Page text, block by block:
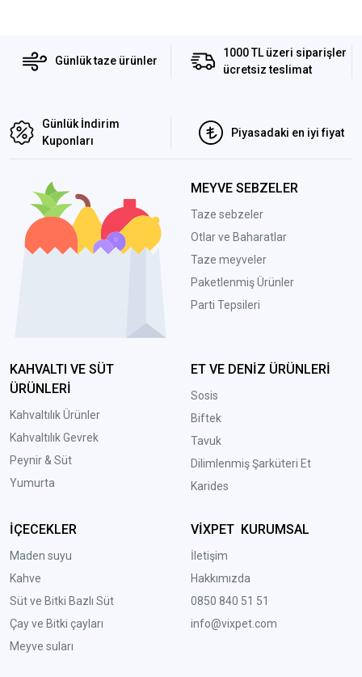
Günlük taze ürünler
1000 TL üzeri siparişler
ücretsiz teslimat
Günlük İndirim
Kuponları
Piyasadaki en iyi fiyat
MEYVE SEBZELER
Taze sebzeler
Otlar ve Baharatlar
Taze meyveler
Paketlenmiş Ürünler
Parti Tepsileri
KAHVALTI VE SÜT
ÜRÜNLERİ
Kahvaltılık Ürünler
Kahvaltılık Gevrek
Peynir & Süt
Yumurta
ET VE DENİZ ÜRÜNLERİ
Sosis
Biftek
Tavuk
Dilimlenmiş Şarküteri Et
Karides
İÇECEKLER
Maden suyu
Kahve
Süt ve Bitki Bazlı Süt
Çay ve Bitki çayları
Meyve suları
VİXPET KURUMSAL
İletişim
Hakkımızda
0850 840 51 51
info@vixpet.com